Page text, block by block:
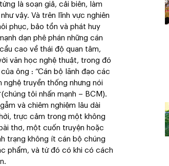
là soạn giả, cải biên, làm
vậy. Và trên lĩnh vực nghiên
phục, bảo tồn và phát huy
dạn phê phán những cán
cao về thái độ quan tâm,
văn học nghệ thuật, trong đó
ông : “Cán bộ lãnh đạo các
truyền thống nhưng nói
(chúng tôi nhấn mạnh – BCM).
và chiêm nghiệm lâu dài
trực cảm trong một không
thơ, một cuốn truyện hoặc
trạng không ít cán bộ chúng
phẩm, và từ đó có khi có cách